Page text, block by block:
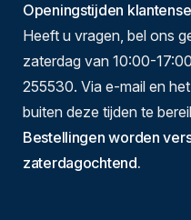
Openingstijden
Heeft u vragen, bel ons
zaterdag van 10:00-
255530. Via e-mail en
buiten deze tijden te
Bestellingen worden
zaterdagochtend.